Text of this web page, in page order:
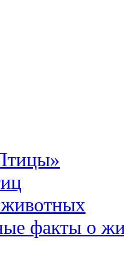
факты о